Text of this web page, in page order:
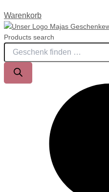
Warenkorb
Products search